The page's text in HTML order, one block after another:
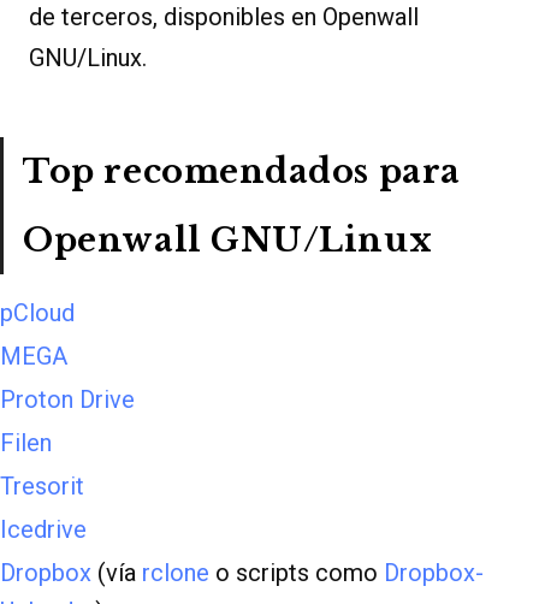
de terceros, disponibles en Openwall
GNU/Linux.
Top recomendados para
Openwall GNU/Linux
pCloud
MEGA
Proton Drive
Filen
Tresorit
Icedrive
Dropbox (vía rclone o scripts como Dropbox-